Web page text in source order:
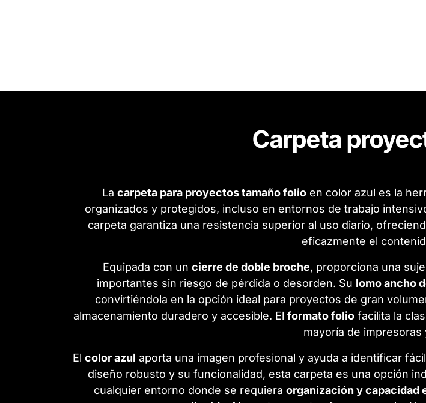
Carpeta
La carpeta para proyectos tamaño folio en color azul es la
organizados y protegidos, incluso en entornos de trabajo
carpeta garantiza una resistencia superior al uso diario,
eficazmente el
Equipada con un cierre de doble broche, proporciona una
importantes sin riesgo de pérdida o desorden. Su lomo ancho
convirtiéndola en la opción ideal para proyectos de gran
almacenamiento duradero y accesible. El formato folio facilita la
mayoría de impresoras
El color azul aporta una imagen profesional y ayuda a identificar
diseño robusto y su funcionalidad, esta carpeta es una opción
cualquier entorno donde se requiera organización y capacidad